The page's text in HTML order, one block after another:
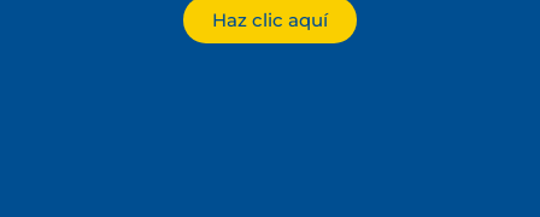
Haz clic aquí